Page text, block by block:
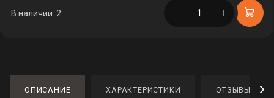
В наличии: 2 в корзине
ОПИСАНИЕ ХАРАКТЕРИСТИКИ ОТЗЫВЫ